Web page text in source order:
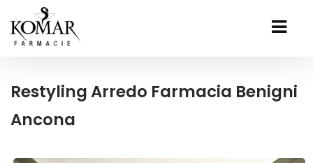
Restyling Arredo Farmacia Benigni
Ancona